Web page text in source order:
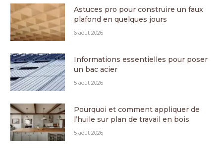
Astuces pro pour construire un faux
plafond en quelques jours
6 août 2026
Informations essentielles pour poser
un bac acier
5 août 2026
Pourquoi et comment appliquer de
l’huile sur plan de travail en bois
5 août 2026